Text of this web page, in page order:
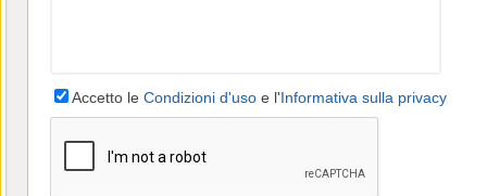
Accetto le Condizioni d'uso e l'Informativa sulla privacy